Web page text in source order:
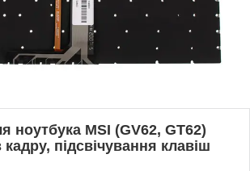
ноутбука MSI (GV62, GT62)
підсвічування клавіш